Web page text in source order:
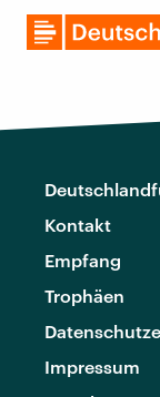
Kontakt
Empfang
Trophäen
Impressum